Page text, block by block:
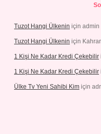
Tuzot Hangi Ülkenin için admin
Tuzot Hangi Ülkenin için
1 Kişi Ne Kadar Kredi Çekebilir
1 Kişi Ne Kadar Kredi Çekebilir
Ülke Tv Yeni Sahibi Kim için